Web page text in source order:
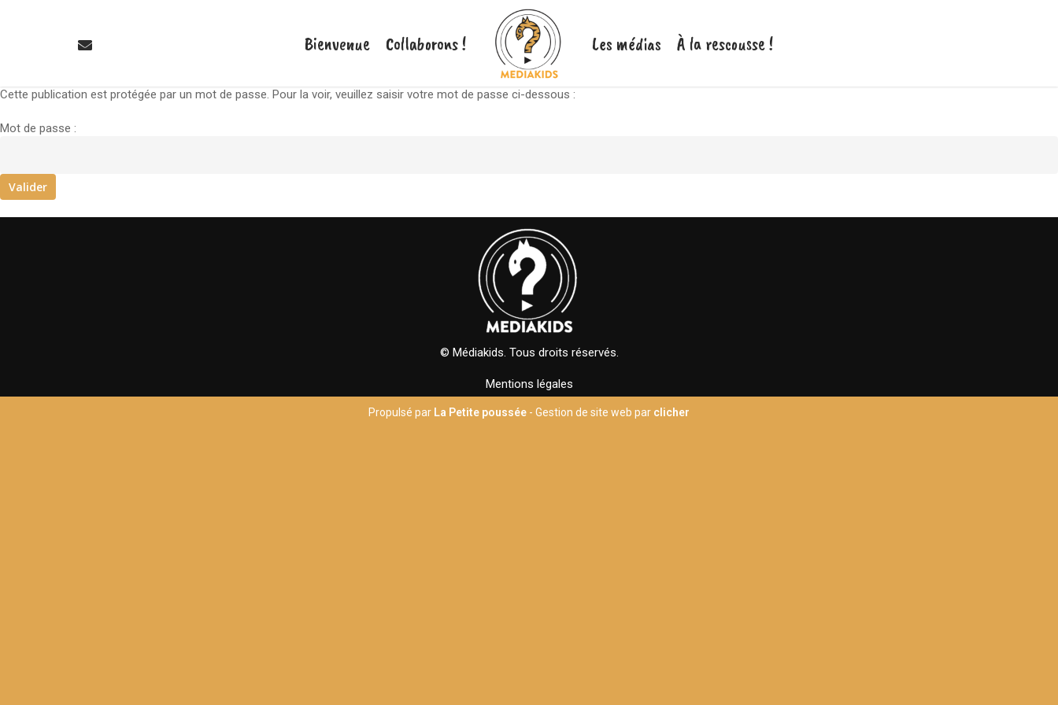
Bienvenue Collaborons ! Les médias À la rescousse !
Cette publication est protégée par un mot de passe. Pour la voir, veuillez saisir votre mot de passe ci-dessous :
Mot de passe :
© Médiakids. Tous droits réservés.
Mentions légales
Propulsé par La Petite poussée - Gestion de site web par clicher